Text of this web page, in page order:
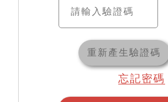
重新產生驗證碼
忘記密碼